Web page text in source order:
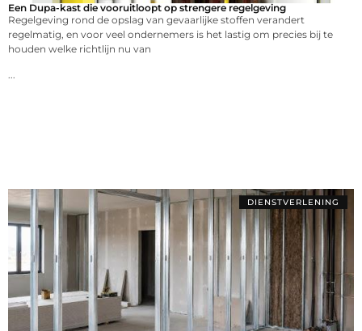
Een Dupa-kast die vooruitloopt op strengere regelgeving
Regelgeving rond de opslag van gevaarlijke stoffen verandert
regelmatig, en voor veel ondernemers is het lastig om precies bij te
houden welke richtlijn nu van
...
DIENSTVERLENING